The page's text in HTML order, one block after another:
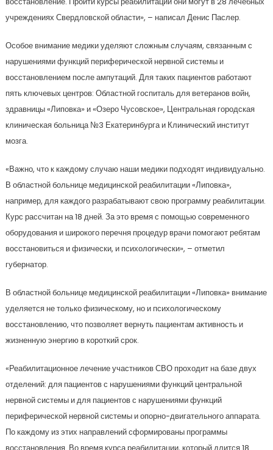
учреждениях Свердловской области», – написал Денис Паслер.
Особое внимание медики уделяют сложным случаям, связанным с
нарушениями функций периферической нервной системы и
восстановлением после ампутаций. Для таких пациентов работают
пять ключевых центров: Областной госпиталь для ветеранов войн,
здравницы «Липовка» и «Озеро Чусовское», Центральная городская
клиническая больница №3 Екатеринбурга и Клинический институт
мозга.
«Важно, что к каждому случаю наши медики подходят индивидуально.
В областной больнице медицинской реабилитации «Липовка»,
например, для каждого разрабатывают свою программу реабилитации.
Курс рассчитан на 18 дней. За это время с помощью современного
оборудования и широкого перечня процедур врачи помогают ребятам
восстановиться и физически, и психологически», – отметил
губернатор.
В областной больнице медицинской реабилитации «Липовка» внимание
уделяется не только физическому, но и психологическому
восстановлению, что позволяет вернуть пациентам активность и
жизненную энергию в короткий срок.
«Реабилитационное лечение участников СВО проходит на базе двух
отделений: для пациентов с нарушениями функций центральной
нервной системы и для пациентов с нарушениями функций
периферической нервной системы и опорно-двигательного аппарата.
По каждому из этих направлений сформированы программы